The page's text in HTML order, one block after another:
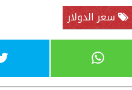
سعر الدولار